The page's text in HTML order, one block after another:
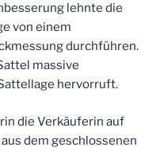
lehnte die
von einem
durchführen.
massive
hervorruft.
die Verkäuferin auf
dem geschlossenen